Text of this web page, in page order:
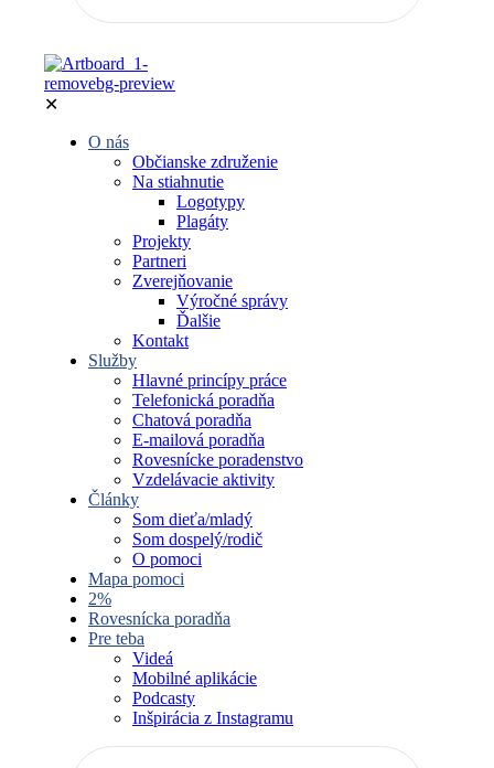
✕
O nás
Občianske združenie
Na stiahnutie
Logotypy
Plagáty
Projekty
Partneri
Zverejňovanie
Výročné správy
Ďalšie
Kontakt
Služby
Hlavné princípy práce
Telefonická poradňa
Chatová poradňa
E-mailová poradňa
Rovesnícke poradenstvo
Vzdelávacie aktivity
Články
Som dieťa/mladý
Som dospelý/rodič
O pomoci
Mapa pomoci
2%
Rovesnícka poradňa
Pre teba
Videá
Mobilné aplikácie
Podcasty
Inšpirácia z Instagramu